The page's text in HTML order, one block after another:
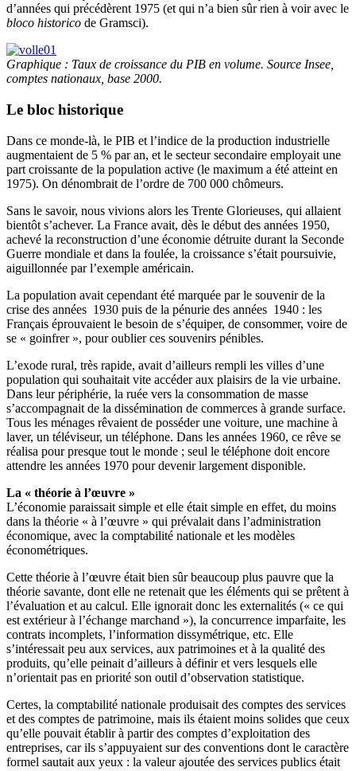
d’années qui précédèrent 1975 (et qui n’a bien sûr rien à voir avec le
bloco historico de Gramsci).
Graphique : Taux de croissance du PIB en volume. Source Insee,
comptes nationaux, base 2000.
Le bloc historique
Dans ce monde-là, le PIB et l’indice de la production industrielle
augmentaient de 5 % par an, et le secteur secondaire employait une
part croissante de la population active (le maximum a été atteint en
1975). On dénombrait de l’ordre de 700 000 chômeurs.
Sans le savoir, nous vivions alors les Trente Glorieuses, qui allaient
bientôt s’achever. La France avait, dès le début des années 1950,
achevé la reconstruction d’une économie détruite durant la Seconde
Guerre mondiale et dans la foulée, la croissance s’était poursuivie,
aiguillonnée par l’exemple américain.
La population avait cependant été marquée par le souvenir de la
crise des années 1930 puis de la pénurie des années 1940 : les
Français éprouvaient le besoin de s’équiper, de consommer, voire de
se « goinfrer », pour oublier ces souvenirs pénibles.
L’exode rural, très rapide, avait d’ailleurs rempli les villes d’une
population qui souhaitait vite accéder aux plaisirs de la vie urbaine.
Dans leur périphérie, la ruée vers la consommation de masse
s’accompagnait de la dissémination de commerces à grande surface.
Tous les ménages rêvaient de posséder une voiture, une machine à
laver, un téléviseur, un téléphone. Dans les années 1960, ce rêve se
réalisa pour presque tout le monde ; seul le téléphone doit encore
attendre les années 1970 pour devenir largement disponible.
La « théorie à l’œuvre »
L’économie paraissait simple et elle était simple en effet, du moins
dans la théorie « à l’œuvre » qui prévalait dans l’administration
économique, avec la comptabilité nationale et les modèles
économétriques.
Cette théorie à l’œuvre était bien sûr beaucoup plus pauvre que la
théorie savante, dont elle ne retenait que les éléments qui se prêtent à
l’évaluation et au calcul. Elle ignorait donc les externalités (« ce qui
est extérieur à l’échange marchand »), la concurrence imparfaite, les
contrats incomplets, l’information dissymétrique, etc. Elle
s’intéressait peu aux services, aux patrimoines et à la qualité des
produits, qu’elle peinait d’ailleurs à définir et vers lesquels elle
n’orientait pas en priorité son outil d’observation statistique.
Certes, la comptabilité nationale produisait des comptes des services
et des comptes de patrimoine, mais ils étaient moins solides que ceux
qu’elle pouvait établir à partir des comptes d’exploitation des
entreprises, car ils s’appuyaient sur des conventions dont le caractère
formel sautait aux yeux : la valeur ajoutée des services publics était